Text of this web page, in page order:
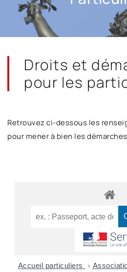
Droits et
pour les
Retrouvez ci-dessous les
pour mener à bien les
Accueil particuliers >